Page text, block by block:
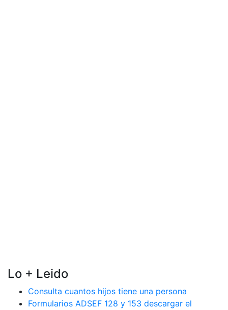
Lo + Leido
Consulta cuantos hijos tiene una persona
Formularios ADSEF 128 y 153 descargar el